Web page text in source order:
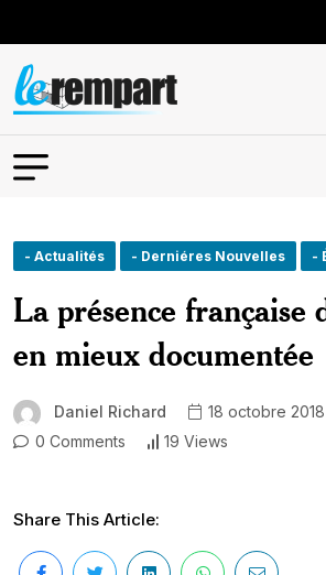
- Actualités - Derniéres Nouvelles -
La présence française
en mieux documentée
Daniel Richard
18 octobre 2018
0 Comments
19 Views
Share This Article: